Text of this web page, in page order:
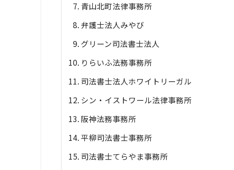
青山北町法律事務所
弁護士法人みやび
グリーン司法書士法人
りらいふ法務事務所
司法書士法人ホワイトリーガル
シン・イストワール法律事務所
阪神法務事務所
平柳司法書士事務所
司法書士てらやま事務所